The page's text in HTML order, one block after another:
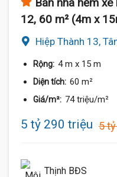
12, 60 m² (4m x
Hiệp Thành 13,
Rộng: 4 m x 15 m
Diện tích: 60 m²
Giá/m²: 74 triệu/m²
5 tỷ 290 triệu 5
Thịnh BĐS